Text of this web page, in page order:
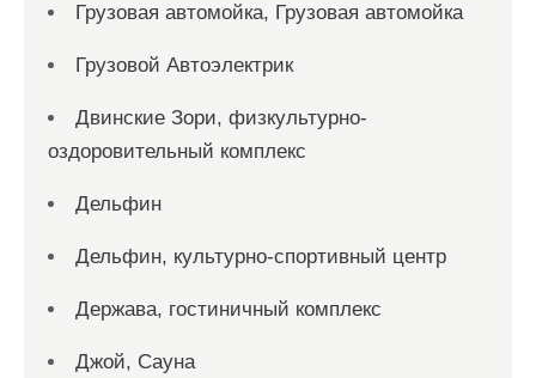
Грузовая автомойка, Грузовая автомойка
Грузовой Автоэлектрик
Двинские Зори, физкультурно-
оздоровительный комплекс
Дельфин
Дельфин, культурно-спортивный центр
Держава, гостиничный комплекс
Джой, Сауна